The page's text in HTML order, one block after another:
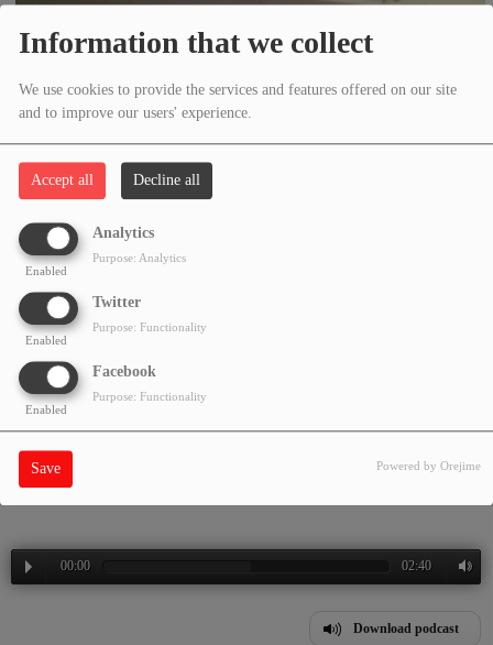
Information that we collect
We use cookies to provide the services and features offered on our site
and to improve our users' experience.
Accept all Decline all
Analytics
Enabled
Purpose: Analytics
Twitter
Enabled
Purpose: Functionality
Facebook
Enabled
Purpose: Functionality
Save Powered by Orejime
verkamet och radio plus detta men gå och lyssna
00:00 02:40
Download podcast